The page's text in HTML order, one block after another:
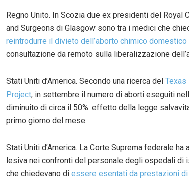
Regno Unito. In Scozia due ex presidenti del Royal
and Surgeons di Glasgow sono tra i medici che
reintrodurre il divieto dell’aborto chimico domestico
consultazione da remoto sulla liberalizzazione
Stati Uniti d’America. Secondo una ricerca del Texas
Project, in settembre il numero di aborti eseguiti
diminuito di circa il 50%: effetto della legge
primo giorno del mese.
Stati Uniti d’America. La Corte Suprema federale ha
lesiva nei confronti del personale degli ospedali di
che chiedevano di essere esentati da prestazioni